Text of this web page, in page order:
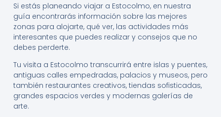
Si estás planeando viajar a Estocolmo, en nuestra
guía encontrarás información sobre las mejores
zonas para alojarte, qué ver, las actividades más
interesantes que puedes realizar y consejos que no
debes perderte.
Tu visita a Estocolmo transcurrirá entre islas y puentes,
antiguas calles empedradas, palacios y museos, pero
también restaurantes creativos, tiendas sofisticadas,
grandes espacios verdes y modernas galerías de
arte.